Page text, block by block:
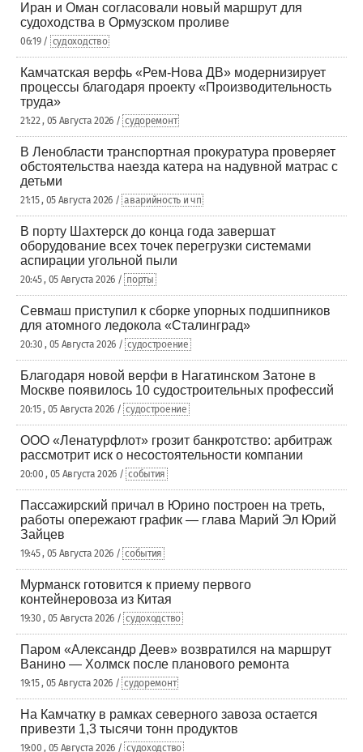
Иран и Оман согласовали новый маршрут для
судоходства в Ормузском проливе
06:19 / судоходство
Камчатская верфь «Рем-Нова ДВ» модернизирует
процессы благодаря проекту «Производительность
труда»
21:22 , 05 Августа 2026 / судоремонт
В Ленобласти транспортная прокуратура проверяет
обстоятельства наезда катера на надувной матрас с
детьми
21:15 , 05 Августа 2026 / аварийность и чп
В порту Шахтерск до конца года завершат
оборудование всех точек перегрузки системами
аспирации угольной пыли
20:45 , 05 Августа 2026 / порты
Севмаш приступил к сборке упорных подшипников
для атомного ледокола «Сталинград»
20:30 , 05 Августа 2026 / судостроение
Благодаря новой верфи в Нагатинском Затоне в
Москве появилось 10 судостроительных профессий
20:15 , 05 Августа 2026 / судостроение
ООО «Ленатурфлот» грозит банкротство: арбитраж
рассмотрит иск о несостоятельности компании
20:00 , 05 Августа 2026 / события
Пассажирский причал в Юрино построен на треть,
работы опережают график — глава Марий Эл Юрий
Зайцев
19:45 , 05 Августа 2026 / события
Мурманск готовится к приему первого
контейнеровоза из Китая
19:30 , 05 Августа 2026 / судоходство
Паром «Александр Деев» возвратился на маршрут
Ванино — Холмск после планового ремонта
19:15 , 05 Августа 2026 / судоремонт
На Камчатку в рамках северного завоза остается
привезти 1,3 тысячи тонн продуктов
19:00 , 05 Августа 2026 / судоходство